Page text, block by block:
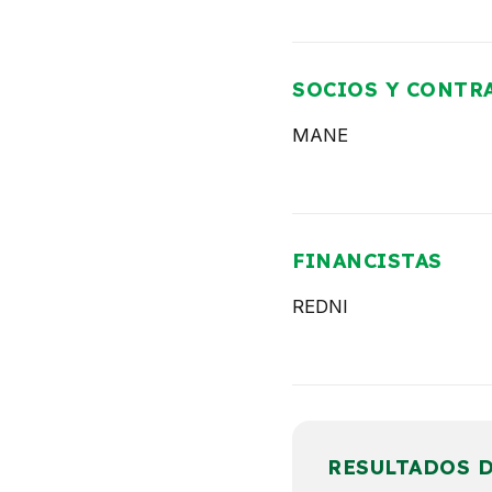
SOCIOS Y
MANE
FINANCISTAS
REDNI
RESULTADOS